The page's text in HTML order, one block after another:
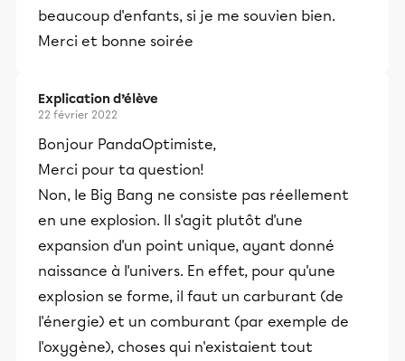
beaucoup d'enfants, si je me souvien bien.
Merci et bonne soirée
Explication d’élève
22 février 2022
Bonjour PandaOptimiste,
Merci pour ta question!
Non, le Big Bang ne consiste pas réellement
en une explosion. Il s'agit plutôt d'une
expansion d'un point unique, ayant donné
naissance à l'univers. En effet, pour qu'une
explosion se forme, il faut un carburant (de
l'énergie) et un comburant (par exemple de
l'oxygène), choses qui n'existaient tout